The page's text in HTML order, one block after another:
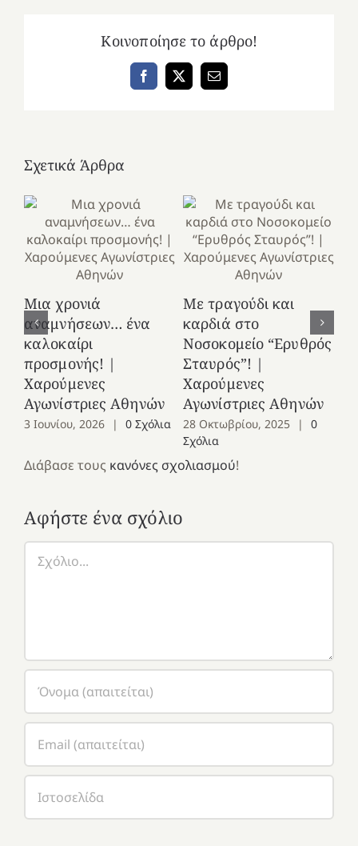
Κοινοποίησε το άρθρο!
Facebook
X Email
Σχετικά Άρθρα
Μια χρονιά
αναμνήσεων… ένα
καλοκαίρι
προσμονής! |
Χαρούμενες
Αγωνίστριες Αθηνών
3 Ιουνίου, 2026 | 0 Σχόλια
Με τραγούδι και
καρδιά στο
Νοσοκομείο “Ερυθρός
Σταυρός”! |
Χαρούμενες
Αγωνίστριες Αθηνών
28 Οκτωβρίου, 2025 |
0
Σχόλια
Διάβασε τους κανόνες σχολιασμού!
Αφήστε ένα σχόλιο